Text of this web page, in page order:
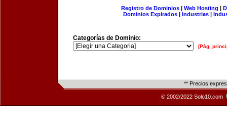
Registro de Dominios| Web Hosting |
Dominios Expirados | Industrias |
Categorías de Dominio:
[Pág.
** Precios
© 2002/2022 Solo10.com